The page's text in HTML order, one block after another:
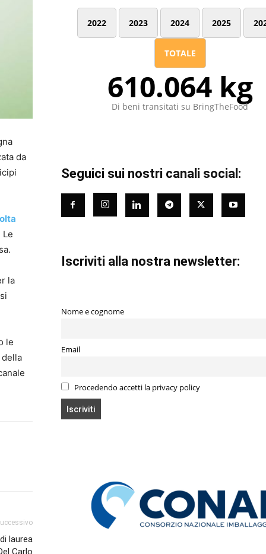
da
la
le
laurea
Carlo
2022 2023 2024 2025
TOTALE
610.064 kg
Di beni transitati su BringTheFood
Seguici sui nostri canali social:
Iscriviti alla nostra newsletter:
Nome e cognome
Email
Procedendo accetti la privacy policy